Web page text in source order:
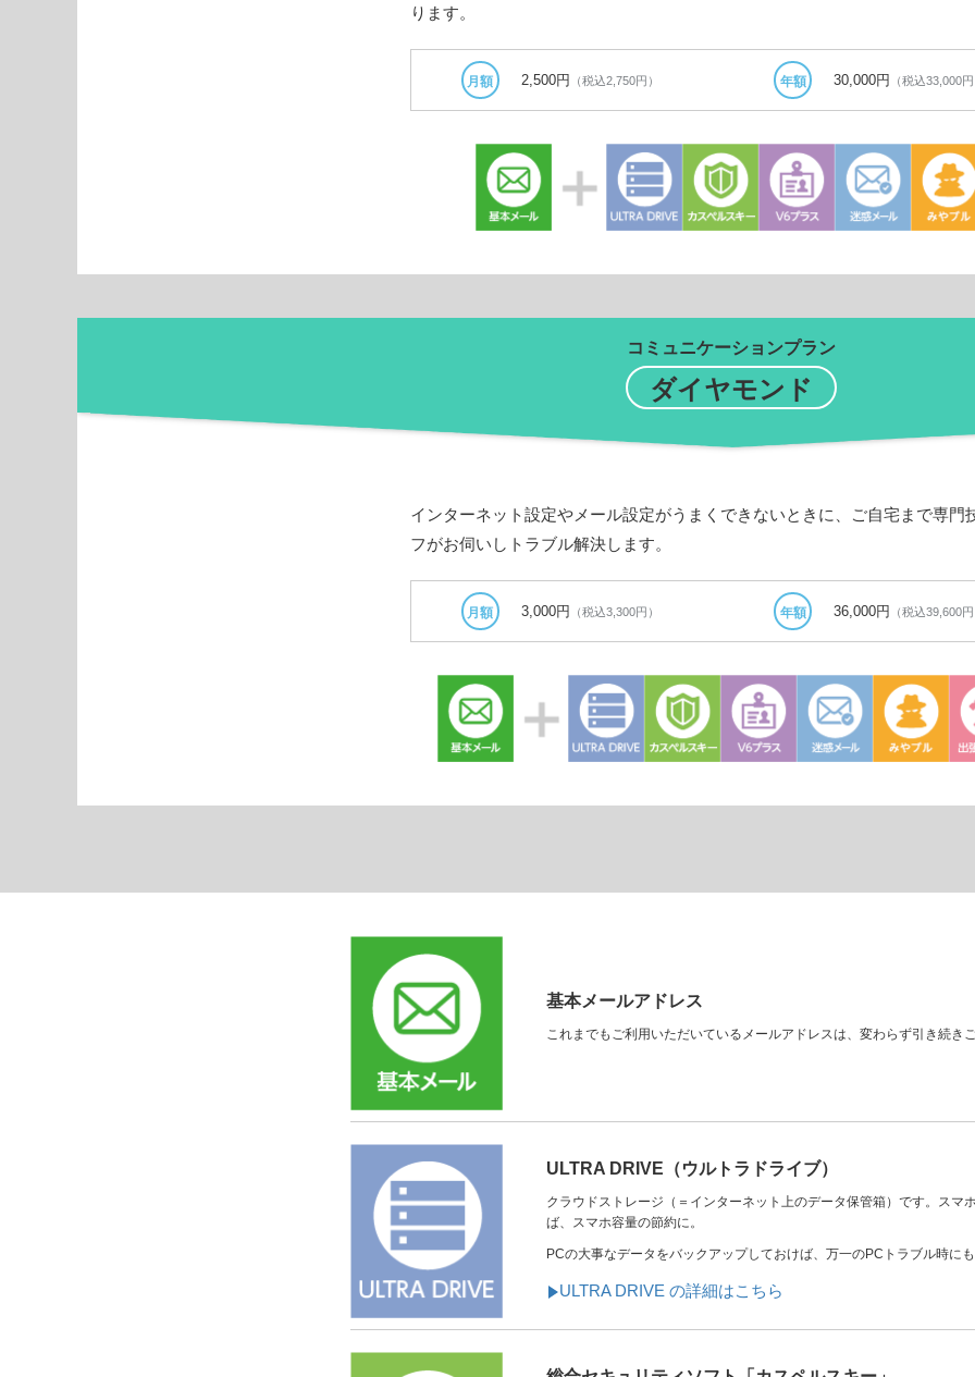
ります。
月額 2,500円 （税込2,750円） 年額 30,000円 （税込33,000
コミュニケーションプラン
ダイヤモンド
インターネット設定やメール設定がうまくできないときに、ご自宅まで専門
フがお伺いしトラブル解決します。
月額 3,000円 （税込3,300円） 年額 36,000円 （税込39,600
基本メールアドレス
これまでもご利用いただいているメールアドレスは、変わらず引き続き
ULTRA DRIVE（ウルトラドライブ）
クラウドストレージ（＝インターネット上のデータ保管箱）です。スマ
ば、スマホ容量の節約に。
PCの大事なデータをバックアップしておけば、万一のPCトラブル時に
ULTRA DRIVE の詳細はこちら